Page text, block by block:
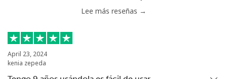
Lee más reseñas →
April 23, 2024
kenia zepeda